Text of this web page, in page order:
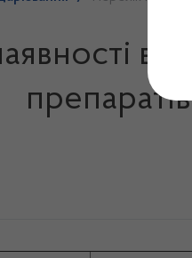
в